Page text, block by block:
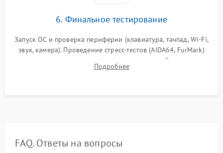
6. Финальное тестирование
Запуск ОС и проверка периферии (клавиатура, тачпад, Wi-Fi,
звук, камера). Проведение стресс-тестов (AIDA64, FurMark)
для контроля температурного режима и стабильности
системы под пиковой нагрузкой.
Подробнее
FAQ. Ответы на вопросы